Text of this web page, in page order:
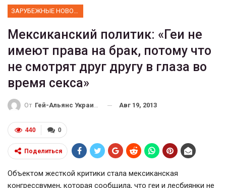
Мексиканский политик: «Геи не
имеют права на брак, потому что
не смотрят друг другу в глаза во
время секса»
От Гей-Альянс Украина Авг 19, 2013
0
440
Поделиться
Объектом жесткой критики стала мексиканская
конгрессвумен, которая сообщила, что геи и лесбиянки не